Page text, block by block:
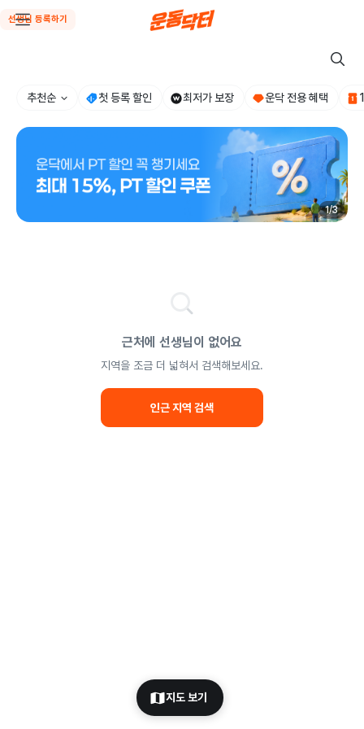
선생님 등록하기
추천순 첫 등록 할인 최저가 보장 운닥 전용 혜택
지도 보기
1/3
근처에 선생님이 없어요
지역을 조금 더 넓혀서 검색해보세요.
인근 지역 검색